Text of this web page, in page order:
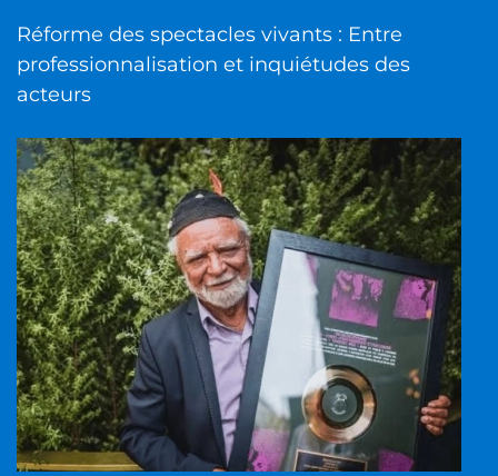
Réforme des spectacles vivants : Entre
professionnalisation et inquiétudes des
acteurs